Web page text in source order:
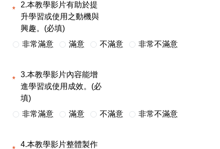
2.本教學影片有助於提
升學習或使用之動機與
興趣。(必填)
非常滿意
滿意 不滿意 非常不滿意
3.本教學影片內容能增
進學習或使用成效。(必
填)
非常滿意
滿意 不滿意 非常不滿意
4.本教學影片整體製作